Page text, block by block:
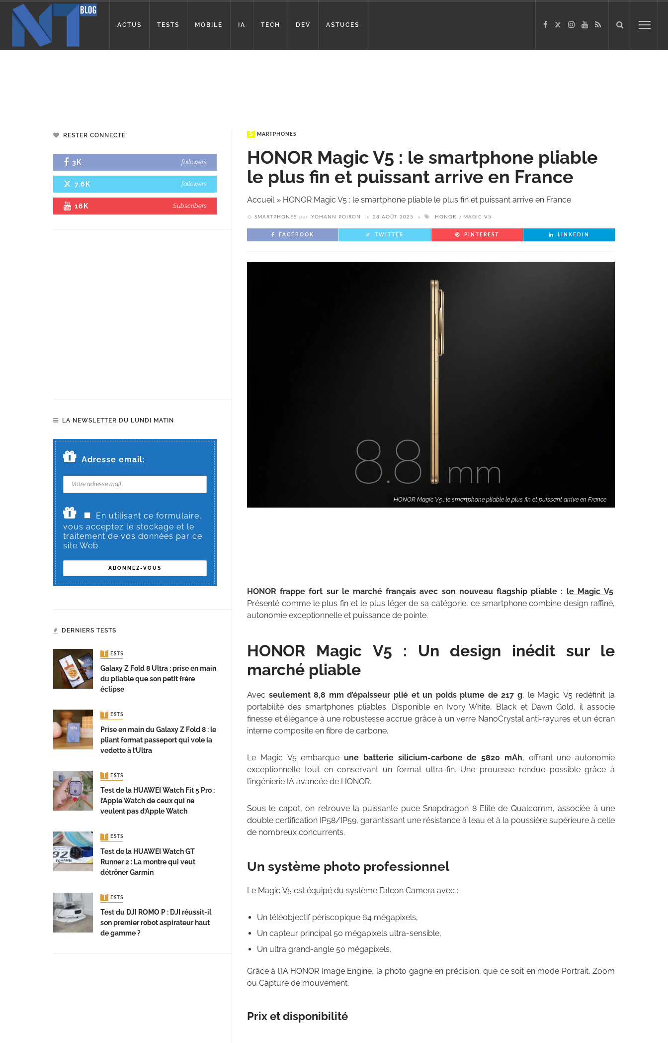
ACTUS TESTS MOBILE IA TECH DEV ASTUCES
SMARTPHONES
HONOR Magic V5 : le smartphone pliable
le plus fin et puissant arrive en France
Accueil» HONOR Magic V5 : le smartphone pliable le plus fin et puissant arrive en France
SMARTPHONES par YOHANN POIRON le 28 AOÛT 2025 HONOR MAGIC V5
FACEBOOK TWITTER PINTEREST LINKEDIN
HONOR Magic V5 : le smartphone pliable le plus fin et puissant arrive en France
HONOR frappe fort sur le marché français avec son nouveau flagship pliable : le Magic V5.
Présenté comme le plus fin et le plus léger de sa catégorie, ce smartphone combine design raffiné,
autonomie exceptionnelle et puissance de pointe.
HONOR Magic V5 : Un design inédit sur le
marché pliable
Avec seulement 8,8 mm d’épaisseur plié et un poids plume de 217 g, le Magic V5 redéfinit la
portabilité des smartphones pliables. Disponible en Ivory White, Black et Dawn Gold, il associe
finesse et élégance à une robustesse accrue grâce à un verre NanoCrystal anti-rayures et un écran
interne composite en fibre de carbone.
Le Magic V5 embarque une batterie silicium-carbone de 5820 mAh, offrant une autonomie
exceptionnelle tout en conservant un format ultra-fin. Une prouesse rendue possible grâce à
l’ingénierie IA avancée de HONOR.
Sous le capot, on retrouve la puissante puce Snapdragon 8 Elite de Qualcomm, associée à une
double certification IP58/IP59, garantissant une résistance à l’eau et à la poussière supérieure à celle
de nombreux concurrents.
Un système photo professionnel
Le Magic V5 est équipé du système Falcon Camera avec :
Un téléobjectif périscopique 64 mégapixels,
Un capteur principal 50 mégapixels ultra-sensible,
Un ultra grand-angle 50 mégapixels.
Grâce à l’IA HONOR Image Engine, la photo gagne en précision, que ce soit en mode Portrait, Zoom
ou Capture de mouvement.
Prix et disponibilité
RESTER CONNECTÉ
3K followers
7.6K followers
16K Subscribers
LA NEWSLETTER DU LUNDI MATIN
Adresse email:
En utilisant ce formulaire,
vous acceptez le stockage et le
traitement de vos données par ce
site Web.
DERNIERS TESTS
TESTS
Galaxy Z Fold 8 Ultra : prise en main
du pliable que son petit frère
éclipse
TESTS
Prise en main du Galaxy Z Fold 8 : le
pliant format passeport qui vole la
vedette à l’Ultra
TESTS
Test de la HUAWEI Watch Fit 5 Pro :
l’Apple Watch de ceux qui ne
veulent pas d’Apple Watch
TESTS
Test de la HUAWEI Watch GT
Runner 2 : La montre qui veut
détrôner Garmin
TESTS
Test du DJI ROMO P : DJI réussit-il
son premier robot aspirateur haut
de gamme ?